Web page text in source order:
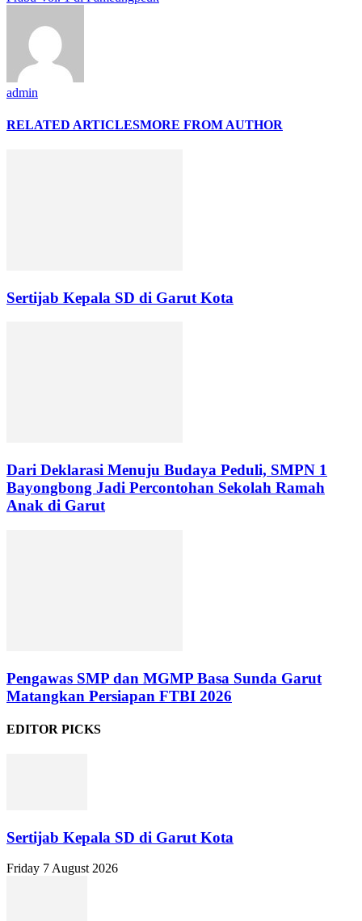
admin
RELATED ARTICLESMORE FROM AUTHOR
Sertijab Kepala SD di Garut Kota
Dari Deklarasi Menuju Budaya Peduli, SMPN 1
Bayongbong Jadi Percontohan Sekolah Ramah
Anak di Garut
Pengawas SMP dan MGMP Basa Sunda Garut
Matangkan Persiapan FTBI 2026
EDITOR PICKS
Sertijab Kepala SD di Garut Kota
Friday 7 August 2026